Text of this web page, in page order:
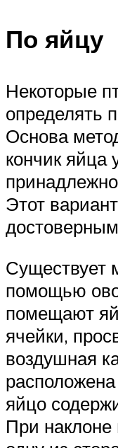
По яйцу
Некоторые
определять
Основа
кончик яйца
Этот
Существует
помощью
помещают
ячейки,
воздушная
расположена
яйцо
При